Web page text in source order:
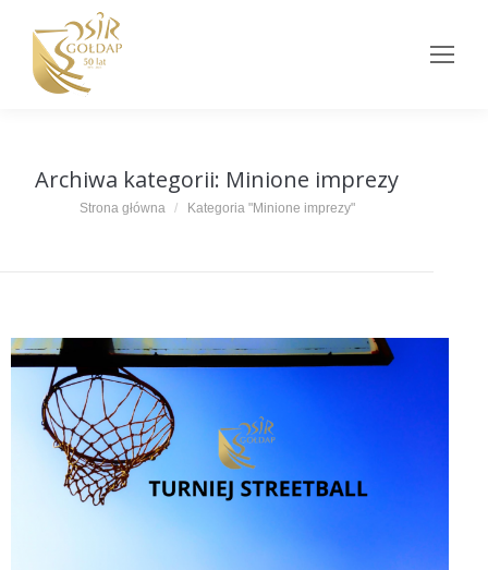
Archiwa kategorii: Minione imprezy
Jesteś tutaj:
Strona główna Kategoria "Minione imprezy"